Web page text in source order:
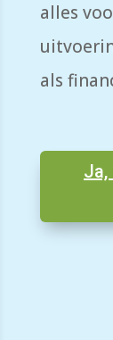
alles
als
Ja,